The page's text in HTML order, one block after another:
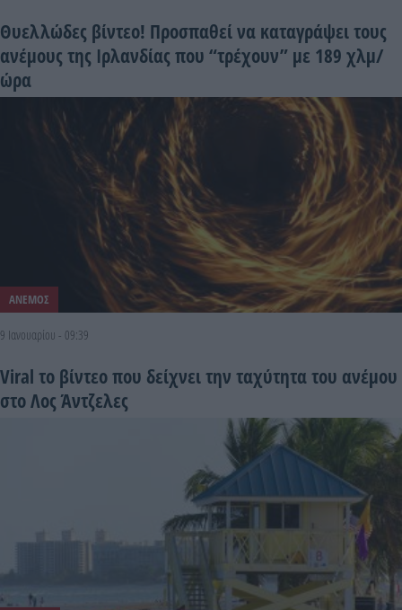
Θυελλώδες βίντεο! Προσπαθεί να καταγράψει τους
ανέμους της Ιρλανδίας που “τρέχουν” με 189 χλμ/
ώρα
ΑΝΕΜΟΣ
9 Ιανουαρίου - 09:39
Viral το βίντεο που δείχνει την ταχύτητα του ανέμου
στο Λος Άντζελες